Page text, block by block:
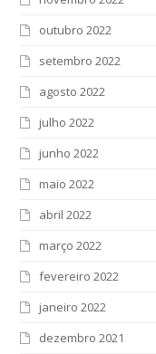
outubro 2022
setembro 2022
agosto 2022
julho 2022
junho 2022
maio 2022
abril 2022
março 2022
fevereiro 2022
janeiro 2022
dezembro 2021